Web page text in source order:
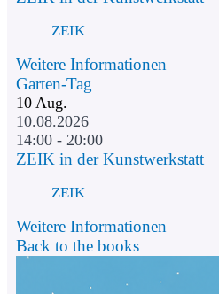
ZEIK
Weitere Informationen
Garten-Tag
10 Aug.
10.08.2026
14:00 - 20:00
ZEIK in der Kunstwerkstatt
ZEIK
Weitere Informationen
Back to the books